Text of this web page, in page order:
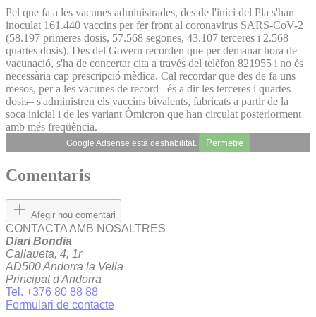
Pel que fa a les vacunes administrades, des de l'inici del Pla s'han
inoculat 161.440 vaccins per fer front al coronavirus SARS-CoV-2
(58.197 primeres dosis, 57.568 segones, 43.107 terceres i 2.568
quartes dosis). Des del Govern recorden que per demanar hora de
vacunació, s'ha de concertar cita a través del telèfon 821955 i no és
necessària cap prescripció mèdica. Cal recordar que des de fa uns
mesos, per a les vacunes de record –és a dir les terceres i quartes
dosis– s'administren els vaccins bivalents, fabricats a partir de la
soca inicial i de les variant Òmicron que han circulat posteriorment
amb més freqüència.
Google Adsense està deshabilitat. Permetre
Comentaris
Afegir nou comentari
CONTACTA AMB NOSALTRES
Diari Bondia
Callaueta, 4, 1r
AD500 Andorra la Vella
Principat d'Andorra
Tel. +376 80 88 88
Formulari de contacte